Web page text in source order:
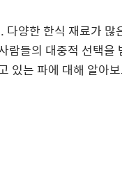
다양한 한식 재료가
람들의 대중적 선택
있는 파에 대해 알아